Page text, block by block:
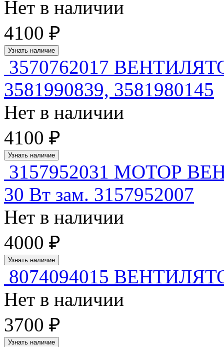
Нет в наличии
4100 ₽
Узнать наличие
3570762017
3581990839, 3581980145
Нет в наличии
4100 ₽
Узнать наличие
3157952031 МОТОР
30 Вт зам. 3157952007
Нет в наличии
4000 ₽
Узнать наличие
8074094015
Нет в наличии
3700 ₽
Узнать наличие